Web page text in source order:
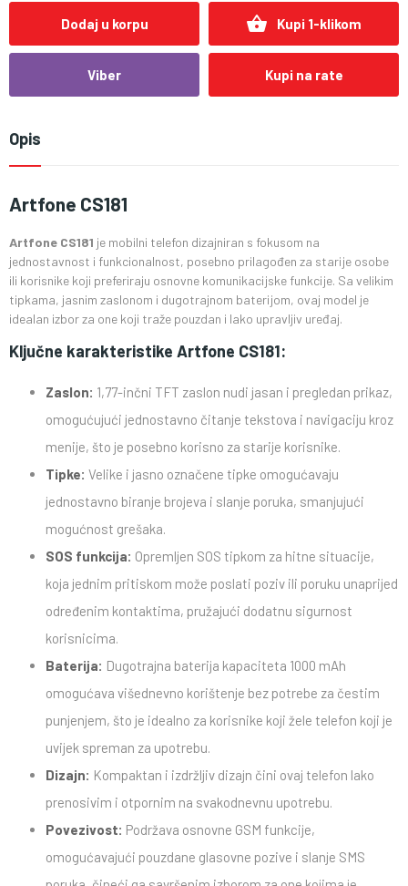
Dodaj u korpu shopping_basket Kupi 1-klikom
Viber Kupi na rate
Opis
Artfone CS181
Artfone CS181 je mobilni telefon dizajniran s fokusom na
jednostavnost i funkcionalnost, posebno prilagođen za starije osobe
ili korisnike koji preferiraju osnovne komunikacijske funkcije. Sa velikim
tipkama, jasnim zaslonom i dugotrajnom baterijom, ovaj model je
idealan izbor za one koji traže pouzdan i lako upravljiv uređaj.
Ključne karakteristike Artfone CS181:
Zaslon: 1,77-inčni TFT zaslon nudi jasan i pregledan prikaz,
omogućujući jednostavno čitanje tekstova i navigaciju kroz
menije, što je posebno korisno za starije korisnike.
Tipke: Velike i jasno označene tipke omogućavaju
jednostavno biranje brojeva i slanje poruka, smanjujući
mogućnost grešaka.
SOS funkcija: Opremljen SOS tipkom za hitne situacije,
koja jednim pritiskom može poslati poziv ili poruku unaprijed
određenim kontaktima, pružajući dodatnu sigurnost
korisnicima.
Baterija: Dugotrajna baterija kapaciteta 1000 mAh
omogućava višednevno korištenje bez potrebe za čestim
punjenjem, što je idealno za korisnike koji žele telefon koji je
uvijek spreman za upotrebu.
Dizajn: Kompaktan i izdržljiv dizajn čini ovaj telefon lako
prenosivim i otpornim na svakodnevnu upotrebu.
Povezivost: Podržava osnovne GSM funkcije,
omogućavajući pouzdane glasovne pozive i slanje SMS